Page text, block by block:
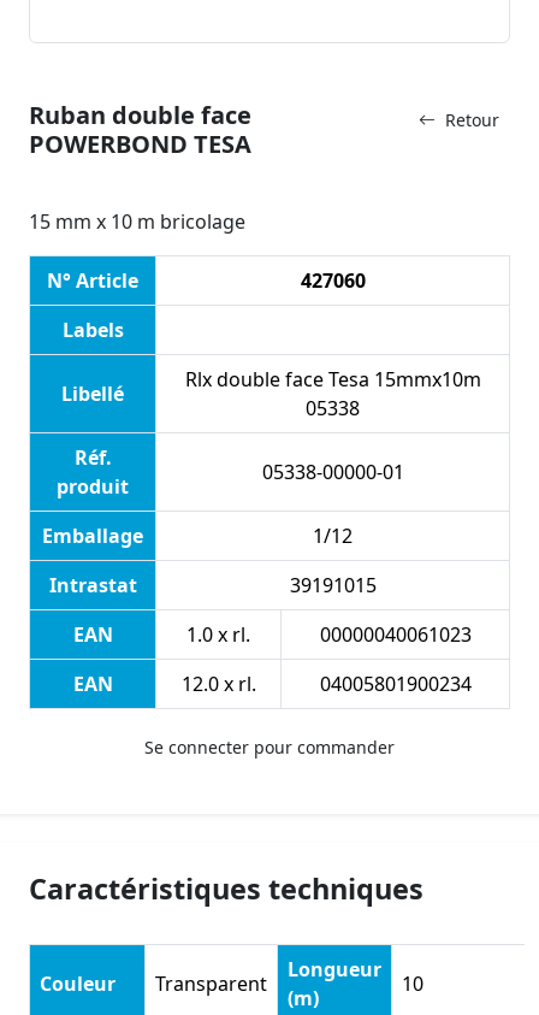
Retour
Ruban double face
POWERBOND TESA
15 mm x 10 m bricolage
N° Article
427060
Labels
Libellé
Rlx double face Tesa 15mmx10m
05338
Réf.
produit
05338-00000-01
Emballage
1/12
Intrastat
39191015
EAN
1.0 x rl.
00000040061023
EAN
12.0 x rl. 04005801900234
Se connecter pour commander
Caractéristiques techniques
Couleur Transparent
Longueur
(m)
10